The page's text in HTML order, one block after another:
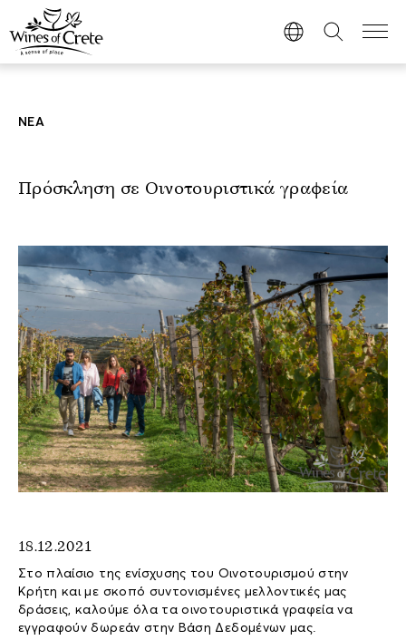
ΝΕΑ
Πρόσκληση σε Οινοτουριστικά γραφεία
18.12.2021
Στο πλαίσιο της ενίσχυσης του Οινοτουρισμού στην
Κρήτη και με σκοπό συντονισμένες μελλοντικές μας
δράσεις, καλούμε όλα τα οινοτουριστικά γραφεία να
εγγραφούν δωρεάν στην Βάση Δεδομένων μας.